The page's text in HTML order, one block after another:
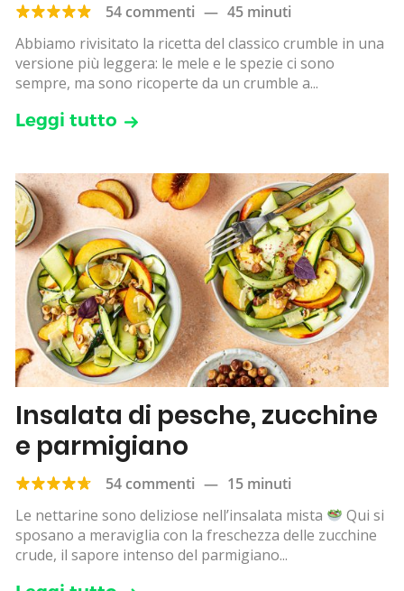
54 commenti — 45 minuti
Abbiamo rivisitato la ricetta del classico crumble in una
versione più leggera: le mele e le spezie ci sono
sempre, ma sono ricoperte da un crumble a...
Leggi tutto
Insalata di pesche, zucchine
e parmigiano
54 commenti — 15 minuti
Le nettarine sono deliziose nell’insalata mista
Qui si
sposano a meraviglia con la freschezza delle zucchine
crude, il sapore intenso del parmigiano...